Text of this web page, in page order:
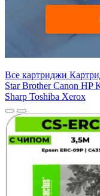
Все картриджи
StarBrotherCanon HP
Sharp Toshiba Xerox